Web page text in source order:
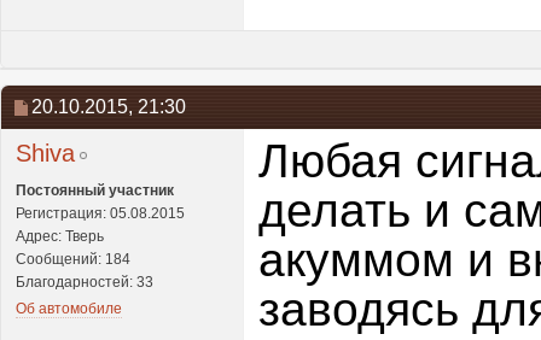
20.10.2015, 21:30
Shiva
Постоянный участник
Регистрация: 05.08.2015
Адрес: Тверь
Сообщений: 184
Благодарностей: 33
Об автомобиле
Любая
делать и
акуммом и
заводясь